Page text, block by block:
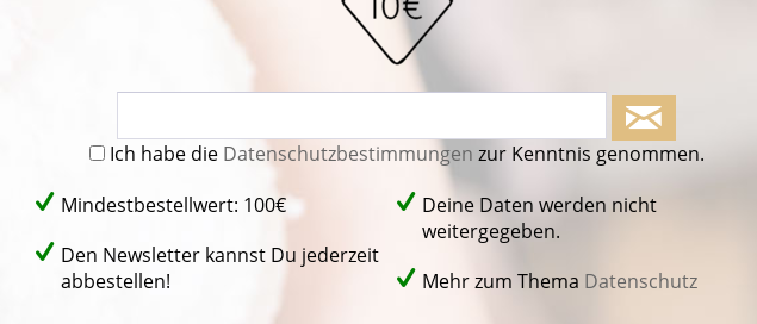
Ich habe die Datenschutzbestimmungen zur Kenntnis genommen.
Mindestbestellwert: 100€
Den Newsletter kannst Du jederzeit
abbestellen!
Deine Daten werden nicht
weitergegeben.
Mehr zum Thema Datenschutz